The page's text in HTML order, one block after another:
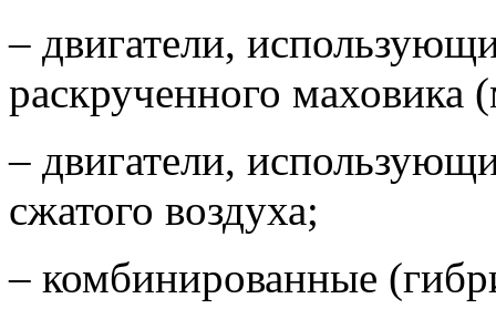
– двигатели,
раскрученного маховика
– двигатели,
сжатого воздуха;
– комбинированные